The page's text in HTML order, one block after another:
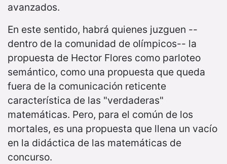
avanzados.
En este sentido, habrá quienes juzguen --
dentro de la comunidad de olímpicos-- la
propuesta de Hector Flores como parloteo
semántico, como una propuesta que queda
fuera de la comunicación reticente
característica de las "verdaderas"
matemáticas. Pero, para el común de los
mortales, es una propuesta que llena un vacío
en la didáctica de las matemáticas de
concurso.